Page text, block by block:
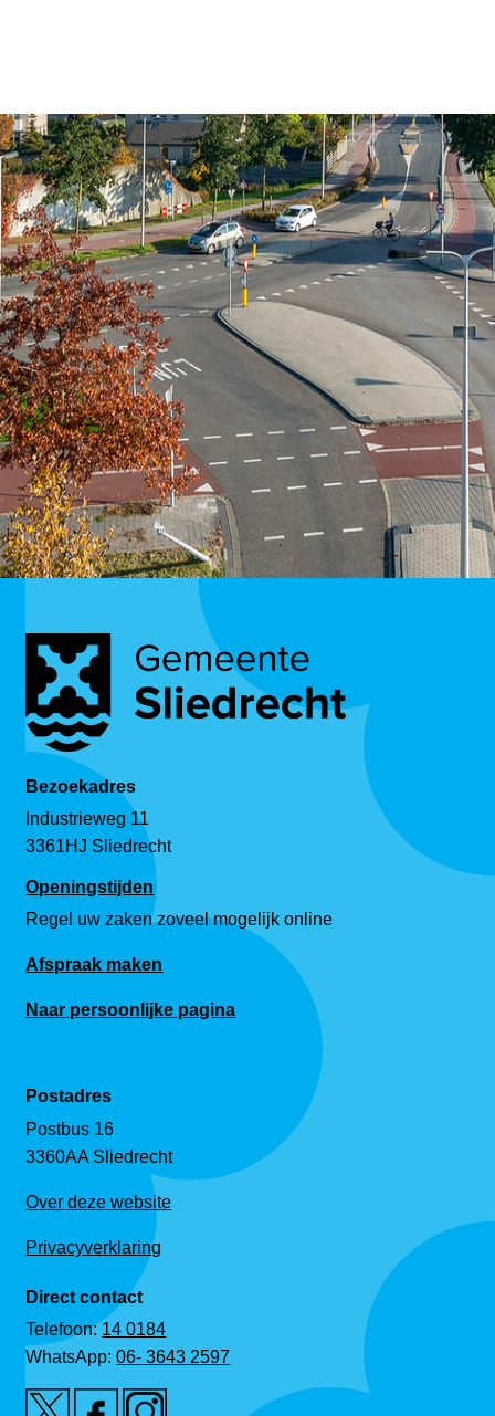
Bezoekadres
Industrieweg 11
3361HJ Sliedrecht
Openingstijden
Regel uw zaken zoveel mogelijk online
Afspraak maken
Naar persoonlijke pagina
Postadres
Postbus 16
3360AA Sliedrecht
Over deze website
Privacyverklaring
Direct contact
Telefoon:14 0184
WhatsApp:06- 3643 2597